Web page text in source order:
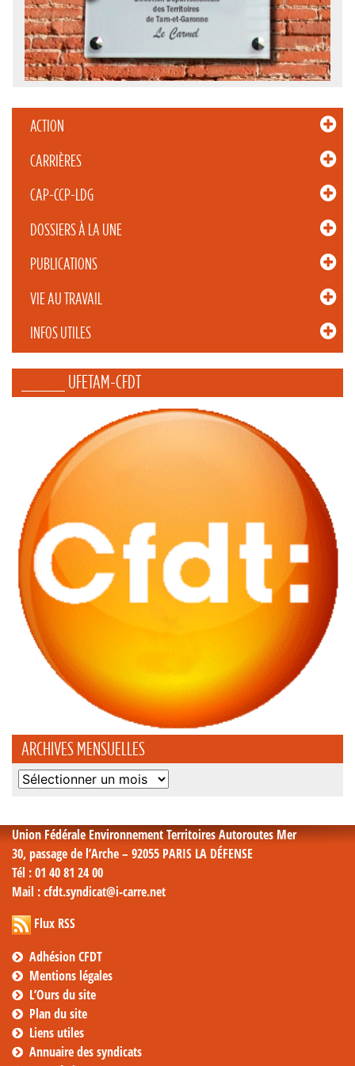
ACTION
CARRIÈRES
CAP-CCP-LDG
DOSSIERS À LA UNE
PUBLICATIONS
VIE AU TRAVAIL
INFOS UTILES
_____ UFETAM-CFDT
ARCHIVES MENSUELLES
Archives
Union Fédérale Environnement Territoires Autoroutes Mer
30, passage de l’Arche – 92055 PARIS LA DÉFENSE
Tél : 01 40 81 24 00
Mail : cfdt.syndicat@i-carre.net
Flux RSS
Adhésion CFDT
Mentions légales
L’Ours du site
Plan du site
Liens utiles
Annuaire des syndicats